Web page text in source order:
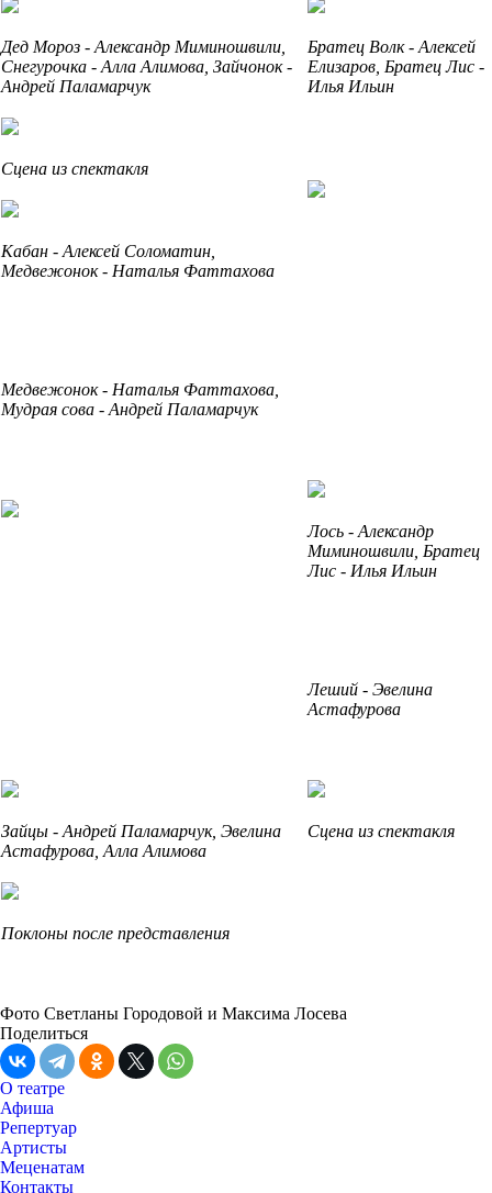
Дед Мороз - Александр Миминошвили,
Снегурочка - Алла Алимова, Зайчонок -
Андрей Паламарчук
Братец Волк - Алексей
Елизаров, Братец Лис -
Илья Ильин
Сцена из спектакля
Кабан - Алексей Соломатин,
Медвежонок - Наталья Фаттахова
Медвежонок - Наталья Фаттахова,
Мудрая сова - Андрей Паламарчук
Лось - Александр
Миминошвили, Братец
Лис - Илья Ильин
Леший - Эвелина
Астафурова
Зайцы - Андрей Паламарчук, Эвелина
Астафурова, Алла Алимова
Сцена из спектакля
Поклоны после представления
Фото Светланы Городовой и Максима Лосева
Поделиться
О театре
Афиша
Репертуар
Артисты
Меценатам
Контакты